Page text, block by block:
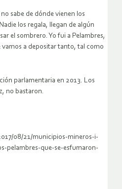
sabe de dónde vienen los
los regala, llegan de algún
el sombrero. Yo fui a Pelambres,
a depositar tanto, tal como
parlamentaria en 2013. Los
no bastaron.
08/21/municipios-mineros-i-
pelambres-que-se-esfumaron-